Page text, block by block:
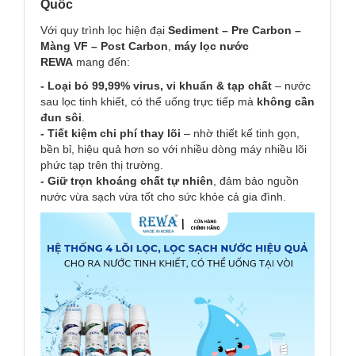
Quốc
Với quy trình lọc hiện đại Sediment – Pre Carbon –
Màng VF – Post Carbon, máy lọc nước
REWA mang đến:
- Loại bỏ 99,99% virus, vi khuẩn & tạp chất – nước
sau lọc tinh khiết, có thể uống trực tiếp mà không cần
đun sôi.
- Tiết kiệm chi phí thay lõi – nhờ thiết kế tinh gọn,
bền bỉ, hiệu quả hơn so với nhiều dòng máy nhiều lõi
phức tạp trên thị trường.
- Giữ trọn khoáng chất tự nhiên, đảm bảo nguồn
nước vừa sạch vừa tốt cho sức khỏe cả gia đình.